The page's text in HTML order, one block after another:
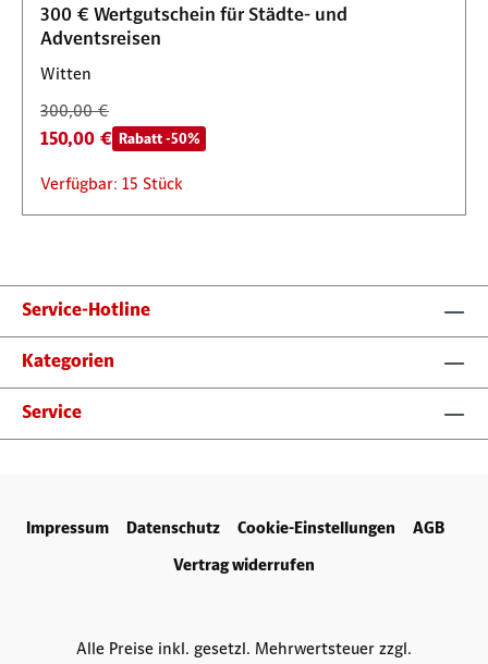
300 € Wertgutschein für Städte- und
Adventsreisen
Witten
300,00 €
150,00 € Rabatt -50%
Verfügbar: 15 Stück
Service-Hotline
Kategorien
Service
Impressum Datenschutz Cookie-Einstellungen
AGB
Vertrag widerrufen
Alle Preise inkl. gesetzl. Mehrwertsteuer zzgl.